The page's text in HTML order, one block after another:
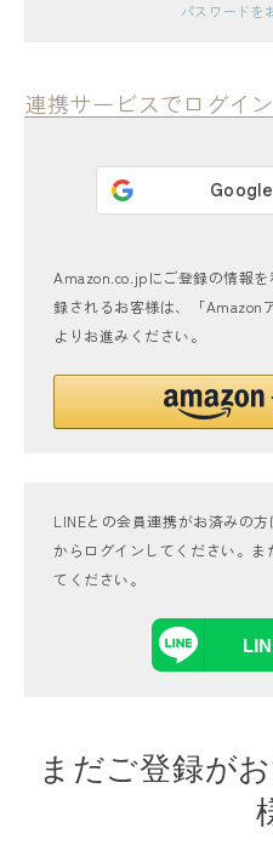
レディースボトムス
会員ステージ特典プログラム
パスワードを
連携サービスでログイ
Amazon.co.jpにご登録の情報
録されるお客様は、「Amazon
よりお進みください。
LINEとの会員連携がお済みの
からログインしてください。ま
てください。
まだご登録が